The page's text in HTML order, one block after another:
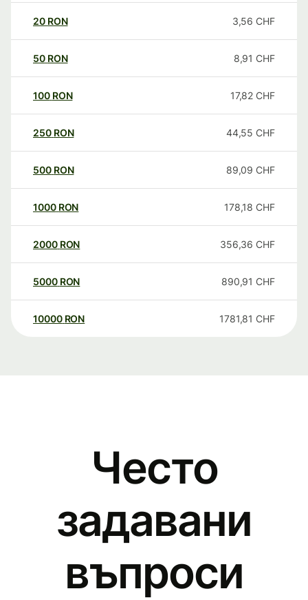
20 RON 3,56 CHF
50 RON 8,91 CHF
100 RON 17,82 CHF
250 RON 44,55 CHF
500 RON 89,09 CHF
1000 RON 178,18 CHF
2000 RON 356,36 CHF
5000 RON 890,91 CHF
10000 RON 1781,81 CHF
Често
задавани
въпроси